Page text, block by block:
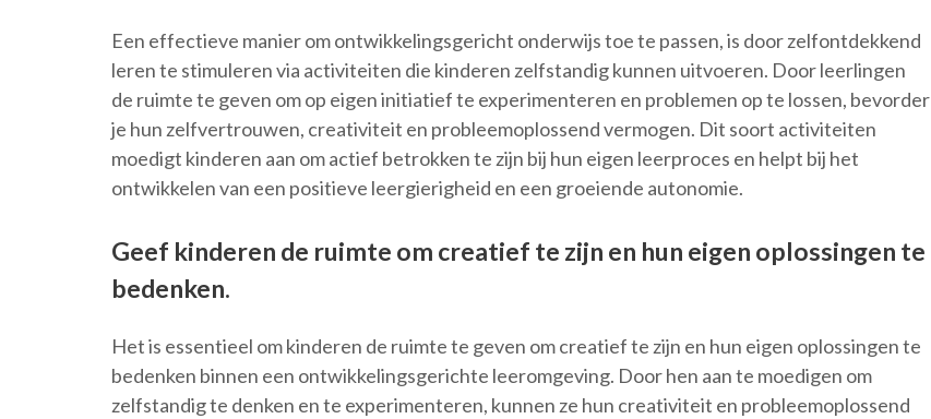
Een effectieve manier om ontwikkelingsgericht onderwijs toe te passen, is door zelfontdekkend
leren te stimuleren via activiteiten die kinderen zelfstandig kunnen uitvoeren. Door leerlingen
de ruimte te geven om op eigen initiatief te experimenteren en problemen op te lossen, bevorder
je hun zelfvertrouwen, creativiteit en probleemoplossend vermogen. Dit soort activiteiten
moedigt kinderen aan om actief betrokken te zijn bij hun eigen leerproces en helpt bij het
ontwikkelen van een positieve leergierigheid en een groeiende autonomie.
Geef kinderen de ruimte om creatief te zijn en hun eigen oplossingen te
bedenken.
Het is essentieel om kinderen de ruimte te geven om creatief te zijn en hun eigen oplossingen te
bedenken binnen een ontwikkelingsgerichte leeromgeving. Door hen aan te moedigen om
zelfstandig te denken en te experimenteren, kunnen ze hun creativiteit en probleemoplossend